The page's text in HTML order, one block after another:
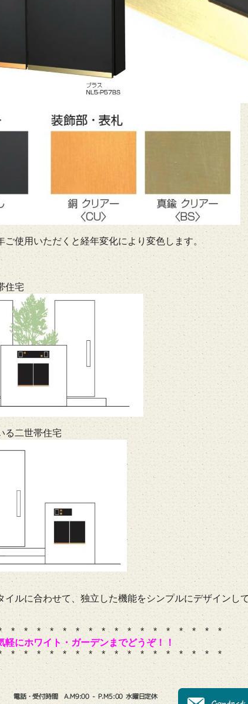
ご使用いただくと経年変化により変色します。
住宅
る二世帯住宅
イルに合わせて、独立した機能をシンプルにデザインし
* * * * * * * * * * * * * * * * *
軽にホワイト・ガーデンまでどうぞ！！
* * * * * * * * * * * * * * * * *